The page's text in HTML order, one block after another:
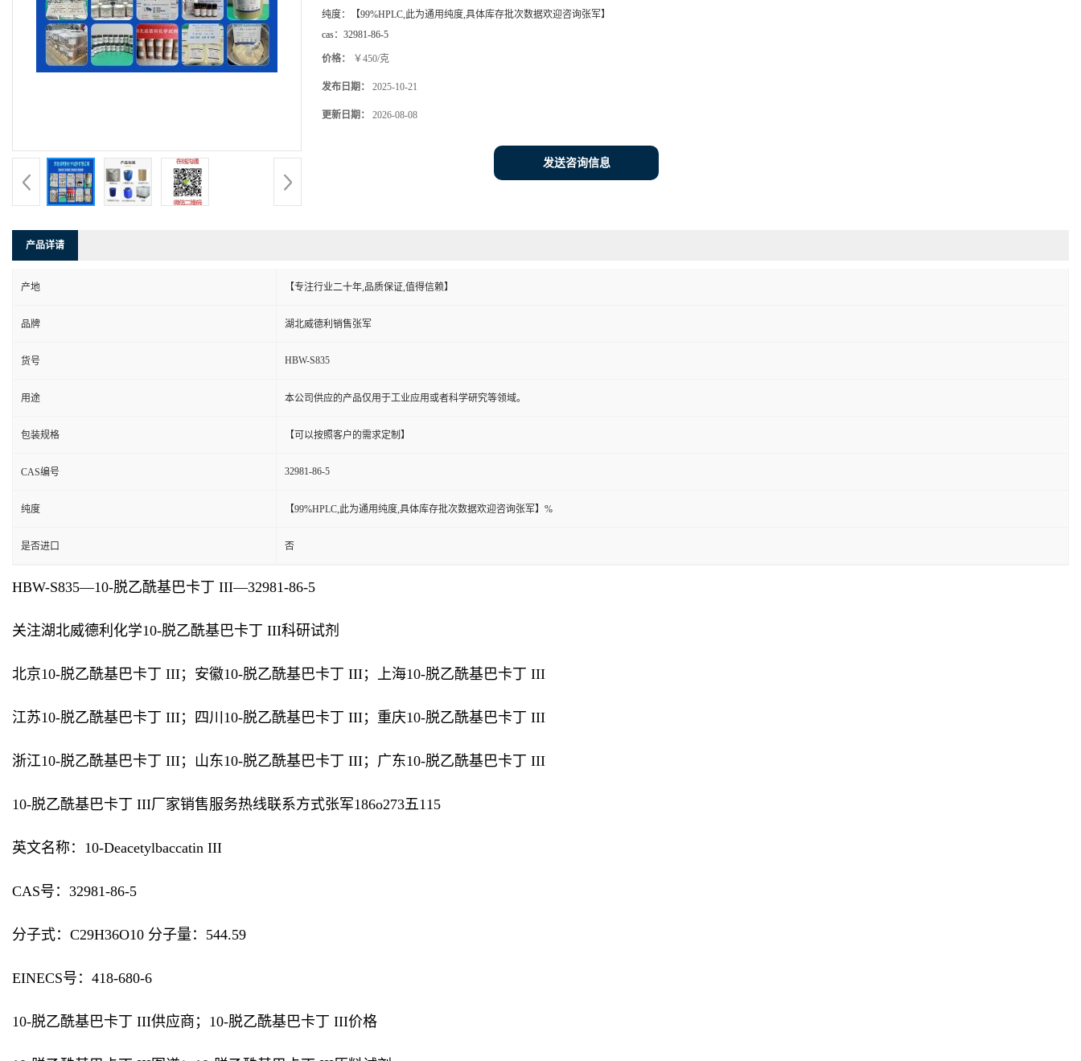
纯度：
【99%HPLC,此为通用纯度,具体库存批次数据欢迎咨询张军】
cas： 32981-86-5
价格： ￥450/克
发布日期： 2025-10-21
更新日期： 2026-08-08
发送咨询信息
产品详请
产地 【专注行业二十年,品质保证,值得信赖】
品牌 湖北威德利销售张军
货号 HBW-S835
用途 本公司供应的产品仅用于工业应用或者科学研究等领域。
包装规格 【可以按照客户的需求定制】
CAS编号 32981-86-5
纯度 【99%HPLC,此为通用纯度,具体库存批次数据欢迎咨询张军】%
是否进口 否
HBW-S835—10-脱乙酰基巴卡丁 III—32981-86-5
关注湖北威德利化学10-脱乙酰基巴卡丁 III科研试剂
北京10-脱乙酰基巴卡丁 III；安徽10-脱乙酰基巴卡丁 III；上海10-脱乙酰基巴卡丁 III
江苏10-脱乙酰基巴卡丁 III；四川10-脱乙酰基巴卡丁 III；重庆10-脱乙酰基巴卡丁 III
浙江10-脱乙酰基巴卡丁 III；山东10-脱乙酰基巴卡丁 III；广东10-脱乙酰基巴卡丁 III
10-脱乙酰基巴卡丁 III厂家销售服务热线联系方式张军186o273五115
英文名称：10-Deacetylbaccatin III
CAS号：32981-86-5
分子式：C29H36O10 分子量：544.59
EINECS号：418-680-6
10-脱乙酰基巴卡丁 III供应商；10-脱乙酰基巴卡丁 III价格